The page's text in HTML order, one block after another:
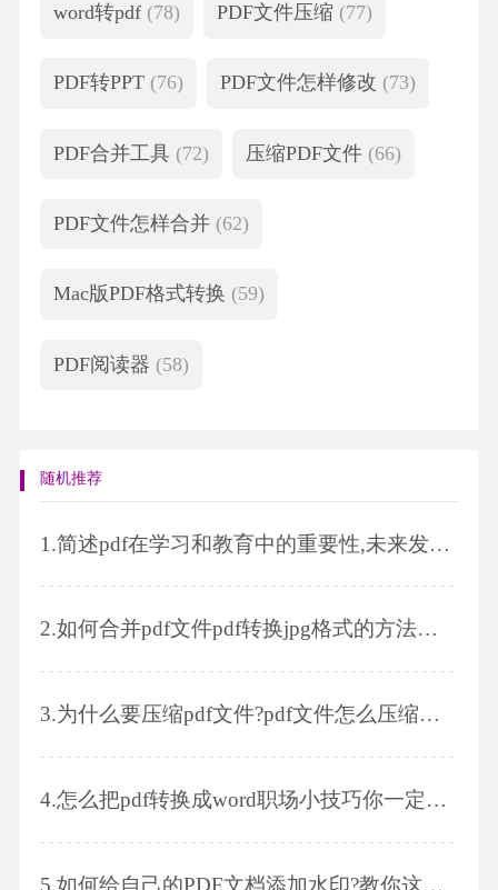
word转pdf (78) PDF文件压缩 (77)
PDF转PPT (76) PDF文件怎样修改 (73)
PDF合并工具 (72) 压缩PDF文件 (66)
PDF文件怎样合并 (62)
Mac版PDF格式转换 (59)
PDF阅读器 (58)
随机推荐
1.简述pdf在学习和教育中的重要性,未来发展趋势以及pdf如何压缩
2.如何合并pdf文件pdf转换jpg格式的方法是什么
3.为什么要压缩pdf文件?pdf文件怎么压缩大小?
4.怎么把pdf转换成word职场小技巧你一定要学会
5.如何给自己的PDF文档添加水印?教你这样做!